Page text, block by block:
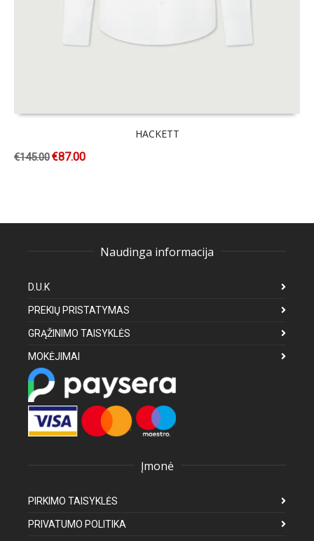
HACKETT
€145.00€87.00
Naudinga informacija
D.U.K
PREKIŲ PRISTATYMAS
GRĄŽINIMO TAISYKLĖS
MOKĖJIMAI
Įmonė
PIRKIMO TAISYKLĖS
PRIVATUMO POLITIKA